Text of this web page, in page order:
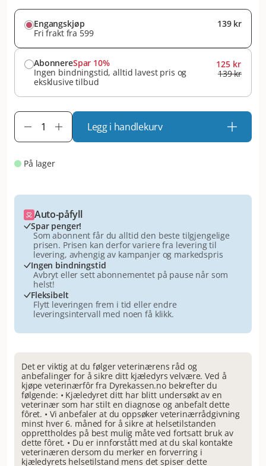
Engangskjøp
Fri frakt fra 599
139 kr
AbonnereSpar 10%
Ingen bindningstid, alltid lavest pris og
eksklusive tilbud
125 kr
139 kr
Legg i handlekurv
På lager
Auto-påfyll
Spar penger!
Som abonnent får du alltid den beste tilgjengelige
prisen. Prisen kan derfor variere fra levering til
levering, avhengig av kampanjer og markedspris
Ingen bindningstid
Avbryt eller sett abonnementet på pause når som
helst!
Fleksibelt
Flytt leveringen frem i tid eller endre
leveringsintervall med noen få klikk.
Det er viktig at du følger veterinærens råd og
anbefalinger for å sikre ditt kjæledyrs velvære. Ved å
kjøpe veterinærfôr fra Dyrekassen.no bekrefter du
følgende: • Kjæledyret ditt har blitt undersøkt av en
veterinær som har stilt en diagnose og anbefalt dette
fôret. • Vi anbefaler at du oppsøker veterinærrådgivning
minst hver 6. måned for å sikre at helsetilstanden
opprettholdes på best mulig måte ved fortsatt bruk av
dette fôret. • Du er innforstått med at du skal kontakte
veterinæren dersom du merker en forverring i
kjæledyrets helsetilstand mens det spiser dette